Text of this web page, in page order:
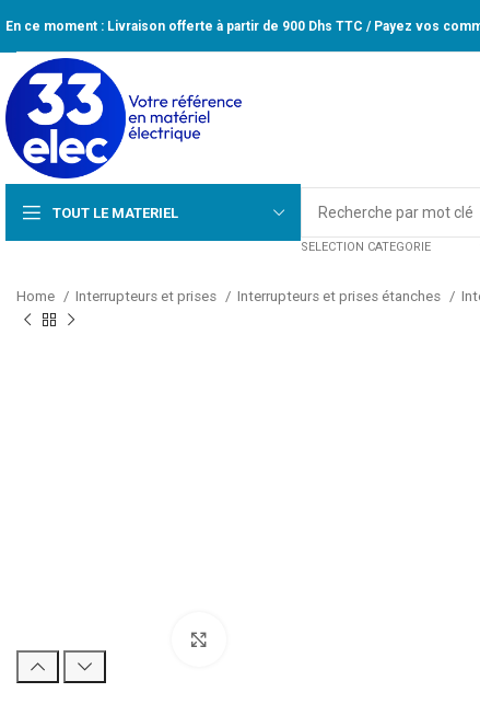
En ce moment : Livraison offerte à partir de 900 Dhs TTC / Payez vos
TOUT LE MATERIEL
SELECTION CATEGORIE
Home Interrupteurs et prises Interrupteurs et prises étanches